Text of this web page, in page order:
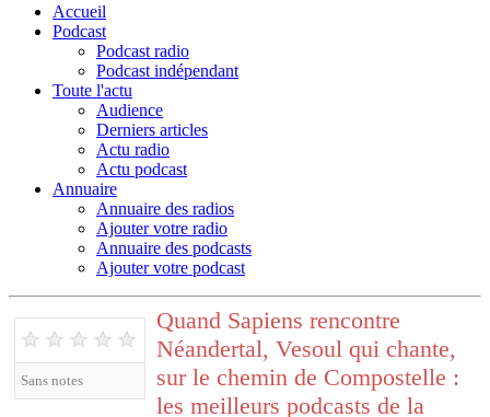
Accueil
Podcast
Podcast radio
Podcast indépendant
Toute l'actu
Audience
Derniers articles
Actu radio
Actu podcast
Annuaire
Annuaire des radios
Ajouter votre radio
Annuaire des podcasts
Ajouter votre podcast
★ ★ ★ ★ ★
Sans notes
Quand Sapiens rencontre
Néandertal, Vesoul qui chante,
sur le chemin de Compostelle :
les meilleurs podcasts de la